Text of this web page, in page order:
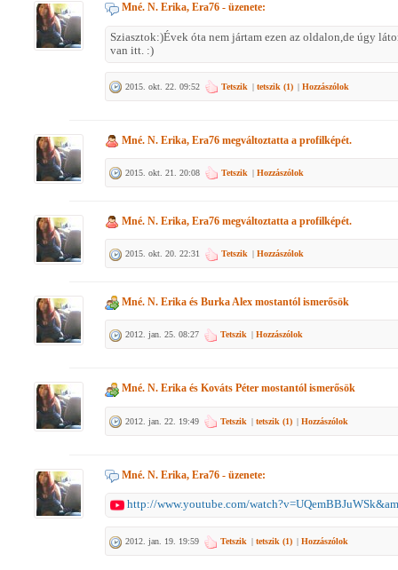
Mné. N. Erika, Era76 - üzenete:
Sziasztok:)Évek óta nem jártam ezen az oldalon,de úgy
van itt. :)
2015. okt. 22. 09:52 Tetszik | tetszik (1) | Hozzászólok
Mné. N. Erika, Era76 megváltoztatta a profilképét.
2015. okt. 21. 20:08 Tetszik | Hozzászólok
Mné. N. Erika, Era76 megváltoztatta a profilképét.
2015. okt. 20. 22:31 Tetszik | Hozzászólok
Mné. N. Erika és Burka Alex mostantól ismerősök
2012. jan. 25. 08:27 Tetszik | Hozzászólok
Mné. N. Erika és Kováts Péter mostantól ismerősök
2012. jan. 22. 19:49 Tetszik | tetszik (1) | Hozzászólok
Mné. N. Erika, Era76 - üzenete:
http://www.youtube.com/
2012. jan. 19. 19:59 Tetszik | tetszik (1) | Hozzászólok